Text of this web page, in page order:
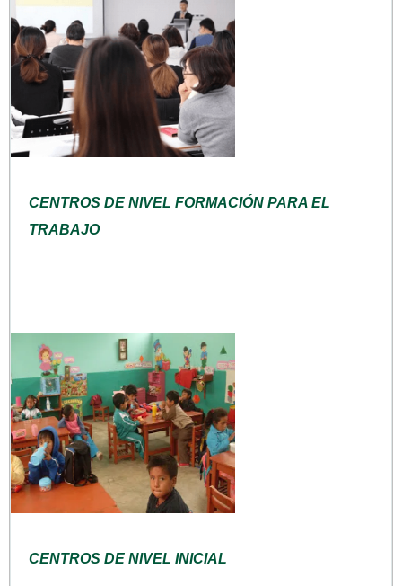
CENTROS DE NIVEL FORMACIÓN PARA EL
TRABAJO
CENTROS DE NIVEL INICIAL